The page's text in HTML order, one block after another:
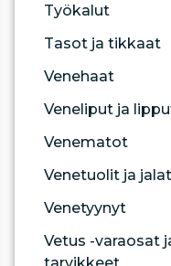
Työkalut
Tasot ja tikkaat
Venehaat
Veneliput ja
Venematot
Venetuolit ja jalat
Venetyynyt
Vetus -varaosat